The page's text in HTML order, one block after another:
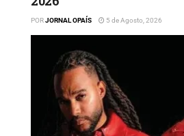
PORJORNAL OPAÍS 5 de Agosto, 2026